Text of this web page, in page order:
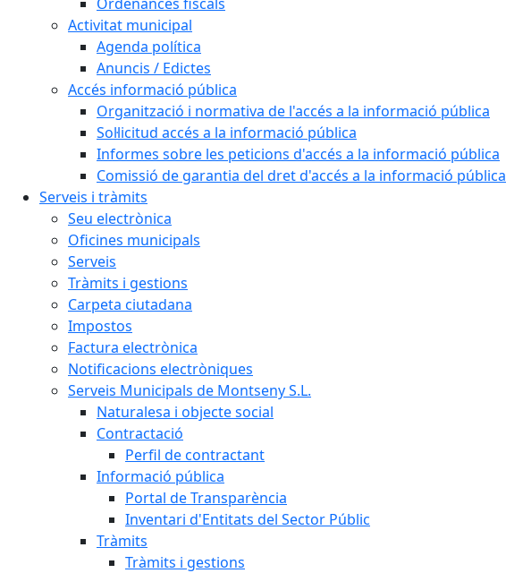
Activitat municipal
Agenda política
Anuncis / Edictes
Accés informació pública
Organització i normativa de l'accés a la informació pública
Sol·licitud accés a la informació pública
Informes sobre les peticions d'accés a la informació pública
Comissió de garantia del dret d'accés a la informació pública
Serveis i tràmits
Seu electrònica
Oficines municipals
Serveis
Tràmits i gestions
Carpeta ciutadana
Impostos
Factura electrònica
Notificacions electròniques
Serveis Municipals de Montseny S.L.
Naturalesa i objecte social
Contractació
Perfil de contractant
Informació pública
Portal de Transparència
Inventari d'Entitats del Sector Públic
Tràmits
Tràmits i gestions